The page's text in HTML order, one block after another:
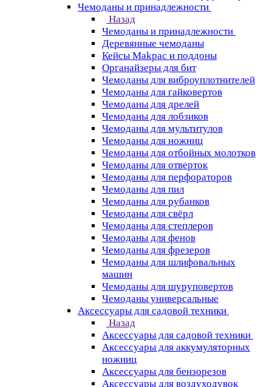
Чемоданы и принадлежности
Назад
Чемоданы и принадлежности
Деревянные чемоданы
Кейсы Makpac и поддоны
Органайзеры для бит
Чемоданы для виброуплотнителей
Чемоданы для гайковертов
Чемоданы для дрелей
Чемоданы для лобзиков
Чемоданы для мультитулов
Чемоданы для ножниц
Чемоданы для отбойных молотков
Чемоданы для отверток
Чемоданы для перфораторов
Чемоданы для пил
Чемоданы для рубанков
Чемоданы для свёрл
Чемоданы для степлеров
Чемоданы для фенов
Чемоданы для фрезеров
Чемоданы для шлифовальных
машин
Чемоданы для шуруповертов
Чемоданы универсальные
Аксессуары для садовой техники
Назад
Аксессуары для садовой техники
Аксессуары для аккумуляторных
ножниц
Аксессуары для бензорезов
Аксессуары для воздуходувок